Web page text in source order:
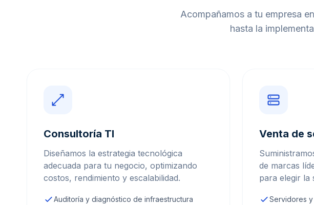
Acompañamos a tu empresa
hasta la
Consultoría TI
Diseñamos la estrategia tecnológica
adecuada para tu negocio, optimizando
costos, rendimiento y escalabilidad.
Auditoría y diagnóstico de infraestructura
Venta de
de marcas
para elegir la
Servidores y